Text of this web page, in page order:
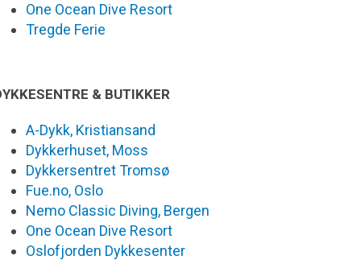
One Ocean Dive Resort
Tregde Ferie
& BUTIKKER
A-Dykk, Kristiansand
Dykkerhuset, Moss
Dykkersentret Tromsø
Fue.no, Oslo
Nemo Classic Diving, Bergen
One Ocean Dive Resort
Oslofjorden Dykkesenter